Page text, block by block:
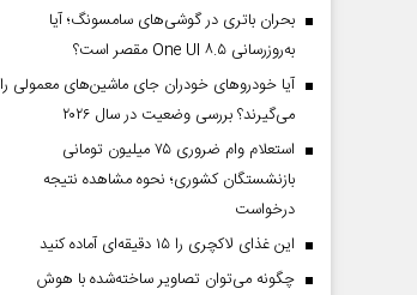
بحران باتری در گوشی‌های سامسونگ؛ آیا
به‌روزرسانی One UI ۸.۵ مقصر است؟
آیا خودروهای خودران جای ماشین‌های معمولی را
می‌گیرند؟ بررسی وضعیت در سال ۲۰۲۶
استعلام وام ضروری ۷۵ میلیون تومانی
بازنشستگان کشوری؛ نحوه مشاهده نتیجه
درخواست
این غذای لاکچری را ۱۵ دقیقه‌ای آماده کنید
چگونه می‌توان تصاویر ساخته‌شده با هوش